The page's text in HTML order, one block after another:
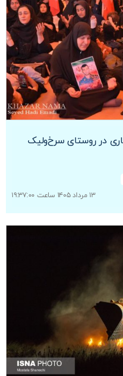
در روستای سرخ‌ولیک
۱۳ مرداد ۱۴۰۵ ساعت ۱۹:۳۷:۰۰